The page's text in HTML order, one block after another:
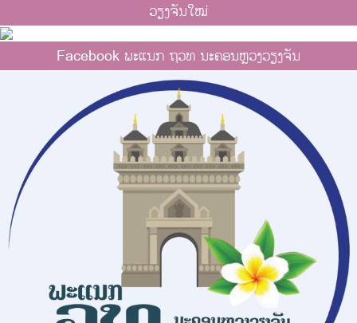
ວຽງຈັນໃໝ່
Facebook ພະແນກ ຖວທ ນະຄອນຫຼວງວຽງຈັນ